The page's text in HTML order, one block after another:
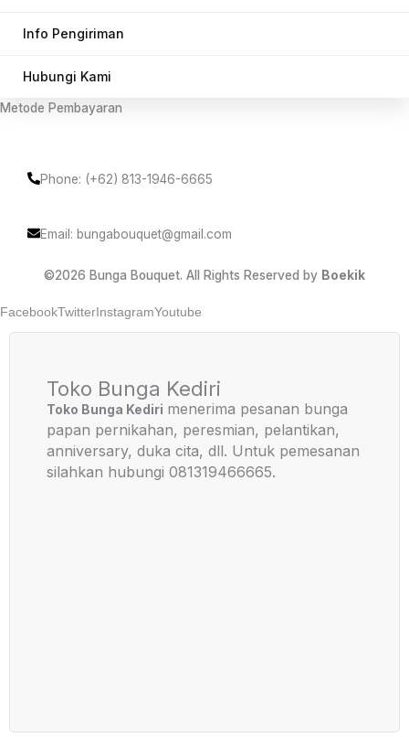
Info Pengiriman
Hubungi Kami
Metode Pembayaran
Phone: (+62) 813-1946-6665
Email: bungabouquet@gmail.com
©2026 Bunga Bouquet. All Rights Reserved by Boekik
FacebookTwitter InstagramYoutube
Toko Bunga Kediri
Toko Bunga Kediri menerima pesanan bunga
papan pernikahan, peresmian, pelantikan,
anniversary, duka cita, dll. Untuk pemesanan
silahkan hubungi 081319466665.